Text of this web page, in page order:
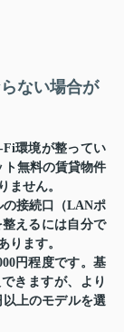
ない場合が
Fi環境が整ってい
無料の賃貸物件
ません。
接続口（LANポ
えるには自分で
ります。
円程度です。基
きますが、より
上のモデルを選